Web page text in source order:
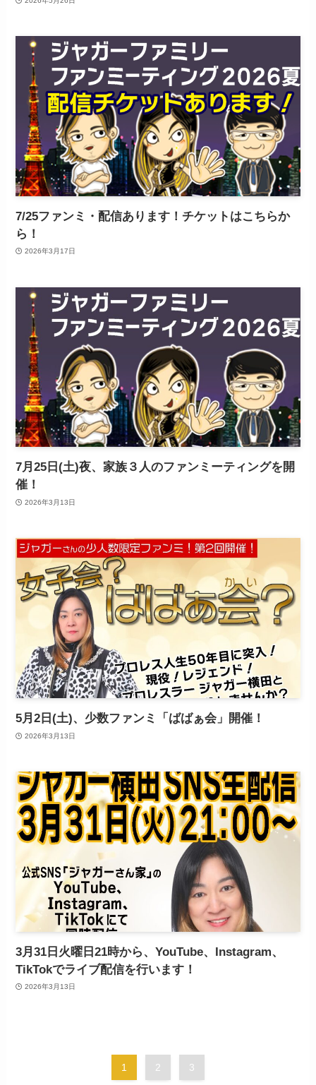
7/25ファンミ・配信あります！チケットはこちらか
ら！
2026年3月17日
7月25日(土)夜、家族３人のファンミーティングを開
催！
2026年3月13日
5月2日(土)、少数ファンミ「ばばぁ会」開催！
2026年3月13日
3月31日火曜日21時から、YouTube、Instagram、
TikTokでライブ配信を行います！
2026年3月13日
1 2 3